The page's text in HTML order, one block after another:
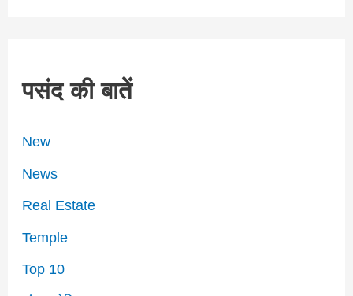
पसंद की बातें
New
News
Real Estate
Temple
Top 10